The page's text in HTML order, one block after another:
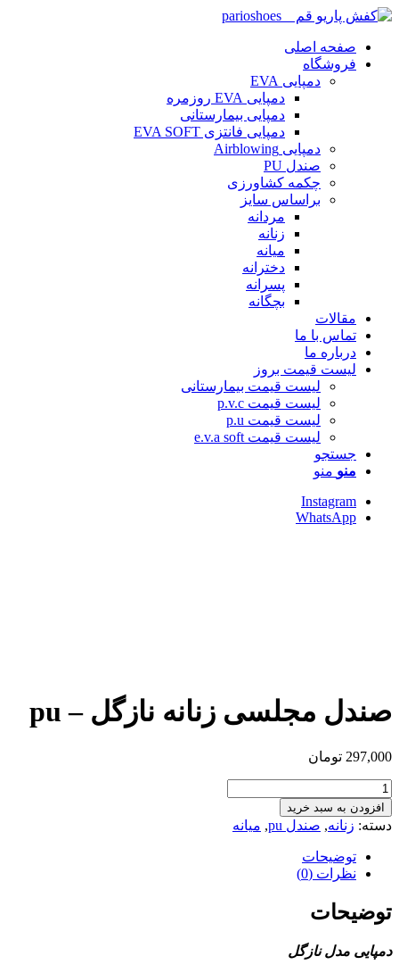
صفحه اصلی
فروشگاه
دمپایی EVA
دمپایی EVA روزمره
دمپایی بیمارستانی
دمپایی فانتزی EVA SOFT
دمپایی Airblowing
صندل PU
چکمه کشاورزی
براساس سایز
مردانه
زنانه
میانه
دخترانه
پسرانه
بچگانه
مقالات
تماس با ما
درباره ما
لیست قیمت بروز
لیست قیمت بیمارستانی
لیست قیمت p.v.c
لیست قیمت p.u
لیست قیمت e.v.a soft
جستجو
منو منو
Instagram
WhatsApp
صندل مجلسی زنانه نازگل – pu
297,000 تومان
صندل
مجلسی
زنانه
افزودن به سبد خرید
دسته: زنانه, صندل pu , میانه
توضیحات
نظرات (0)
توضیحات
دمپایی مدل نازگل